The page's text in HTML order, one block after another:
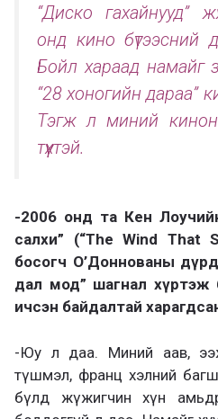
“Диско гахайнууд”
онд кино бүтээсний
Бойл хараад намайг
“28 хоногийн дараа”
Тэгж л миний
түүхтэй.
-2006 онд та Кен
салхи” (“The Wind That
босогч О’Доннованы
дал мод” шагнал хүртэж
ичсэн байдалтай
-Юу л даа. Миний аав,
түшмэл, франц хэлний
бүлд жүжигчин хүн